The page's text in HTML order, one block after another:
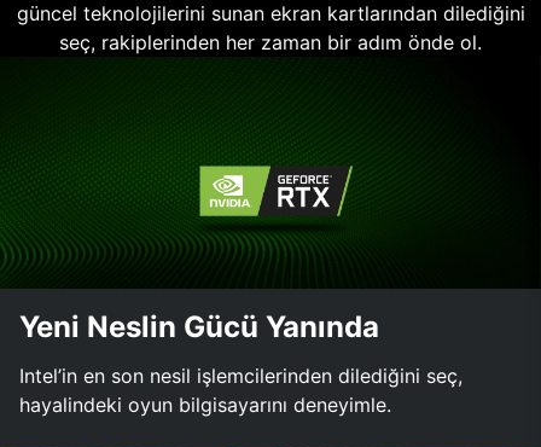
güncel teknolojilerini sunan ekran kartlarından dilediğini
seç, rakiplerinden her zaman bir adım önde ol.
Yeni Neslin Gücü Yanında
Intel’in en son nesil işlemcilerinden dilediğini seç,
hayalindeki oyun bilgisayarını deneyimle.